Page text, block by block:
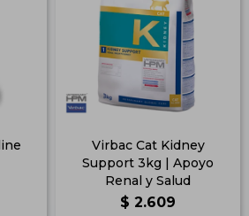
Virbac Cat Kidney
Support 3kg | Apoyo
Renal y Salud
$ 2.609